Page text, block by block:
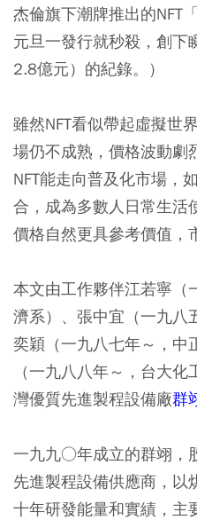
杰倫旗下潮牌推出的NFT
元旦一發行就秒殺，創
2.8億元）的紀錄。）
雖然NFT看似帶起虛擬世
場仍不成熟，價格波動劇
NFT能走向普及化市場，
合，成為多數人日常生活
價格自然更具參考價值，
本文由工作夥伴江若寧
濟系）、張中宜（一九八
奕穎（一九八七年～，中
（一九八八年～，台大
灣優質先進製程設備廠群
一九九○年成立的群翊，
先進製程設備供應商，以
十年研發能量和實績，主